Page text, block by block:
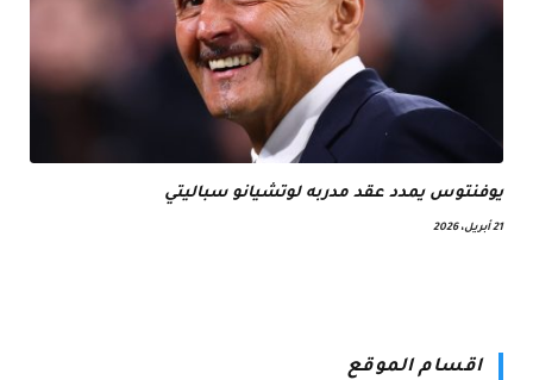
يوفنتوس يمدد عقد مدربه لوتشيانو سباليتي
21 أبريل، 2026
اقسام الموقع